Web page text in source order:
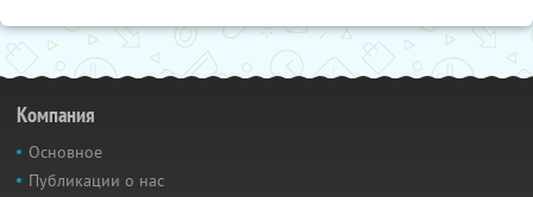
Компания
Основное
Публикации о нас